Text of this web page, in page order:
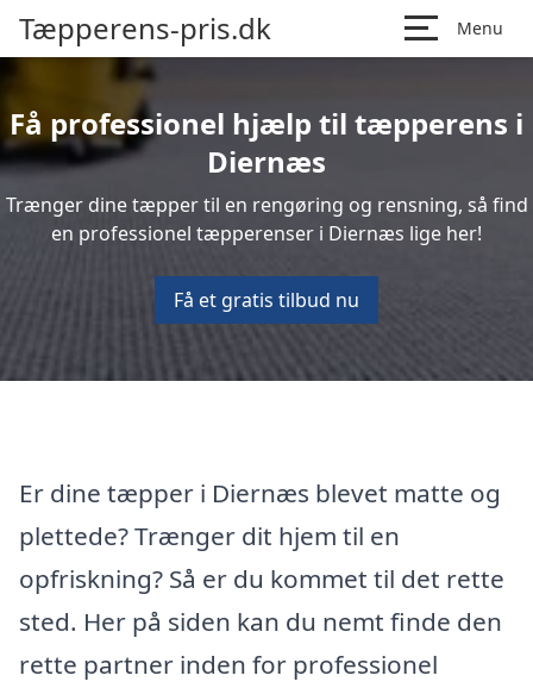
Tæpperens-pris.dk Menu
Få professionel hjælp til tæpperens i
Diernæs
Trænger dine tæpper til en rengøring og rensning, så find
en professionel tæpperenser i Diernæs lige her!
Få et gratis tilbud nu
Er dine tæpper i Diernæs blevet matte og
plettede? Trænger dit hjem til en
opfriskning? Så er du kommet til det rette
sted. Her på siden kan du nemt finde den
rette partner inden for professionel